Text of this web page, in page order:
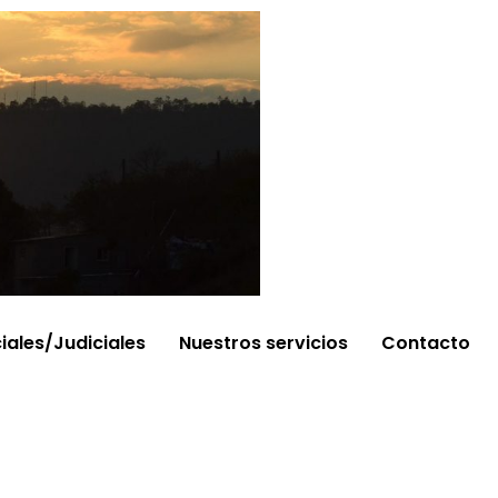
Judiciales Nuestros servicios Contacto